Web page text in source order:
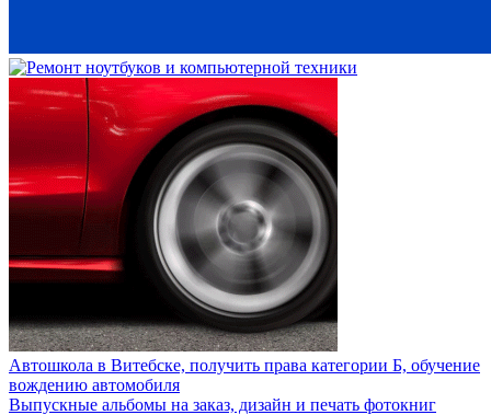
Автошкола в Витебске, получить права категории Б, обучение
вождению автомобиля
Выпускные альбомы на заказ, дизайн и печать фотокниг